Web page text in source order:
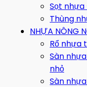
Sọt
Thùng
NHỰA NÔNG
Rổ nhựa
Sàn
nhỏ
Sàn